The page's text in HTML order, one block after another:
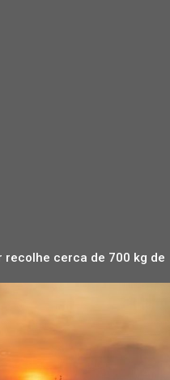
cerca de 700 kg de